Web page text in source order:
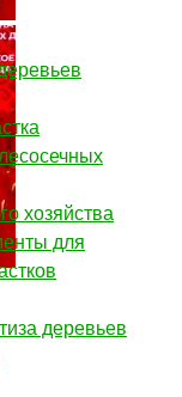
хозяйства
для
деревьев